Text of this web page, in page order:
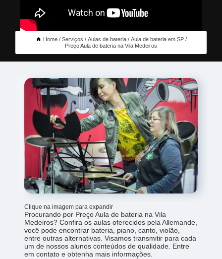
Home Serviços Aulas de bateria
Aula de bateria em SP
Preço Aula de bateria na Vila Medeiros
Clique na imagem para expandir
Procurando por Preço Aula de bateria na Vila
Medeiros? Confira os aulas oferecidos pela Allemande,
você pode encontrar bateria, piano, canto, violão,
entre outras alternativas. Visamos transmitir para cada
um de nossos alunos conteúdos de qualidade. Entre
em contato e obtenha mais informações.